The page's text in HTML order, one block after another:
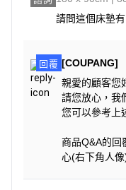
請問這個床墊
回覆 [COUPANG]
親愛的顧客您
請您放心，我
您可以參考上
商品Q&A的回
心(右下角人